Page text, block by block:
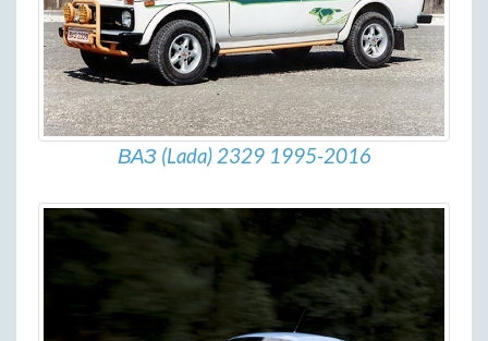
ВАЗ (Lada) 2329 1995-2016